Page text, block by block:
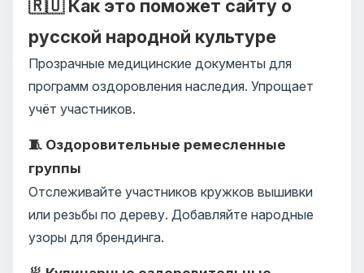
🇷🇺 Как это поможет сайту о
русской народной культуре
Прозрачные медицинские документы для
программ оздоровления наследия. Упрощает
учёт участников.
🧵 Оздоровительные ремесленные
группы
Отслеживайте участников кружков вышивки
или резьбы по дереву. Добавляйте народные
узоры для брендинга.